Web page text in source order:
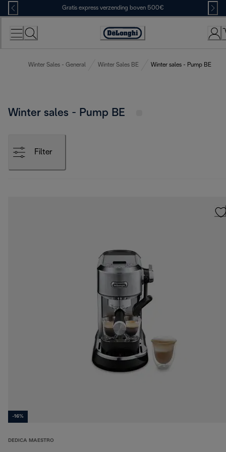
Skip
to
Content
Gratis express verzending boven 500€
Accessibility
Winter Sales - General Winter Sales BE Winter sales - Pump BE
Winter sales - Pump BE
Filter
-16%
DEDICA MAESTRO